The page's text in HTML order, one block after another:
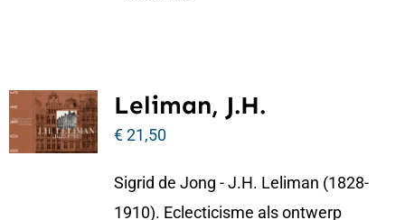
Leliman, J.H.
€21,50
Sigrid de Jong - J.H. Leliman (1828-
1910). Eclecticisme als ontwerp